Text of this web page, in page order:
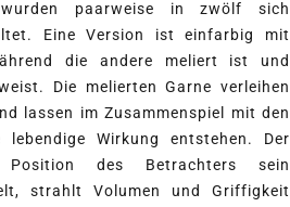
wurden paarweise in zwölf sich
Eine Version ist einfarbig mit
die andere meliert ist und
Die melierten Garne verleihen
lassen im Zusammenspiel mit den
lebendige Wirkung entstehen. Der
des Betrachters sein
strahlt Volumen und Griffigkeit